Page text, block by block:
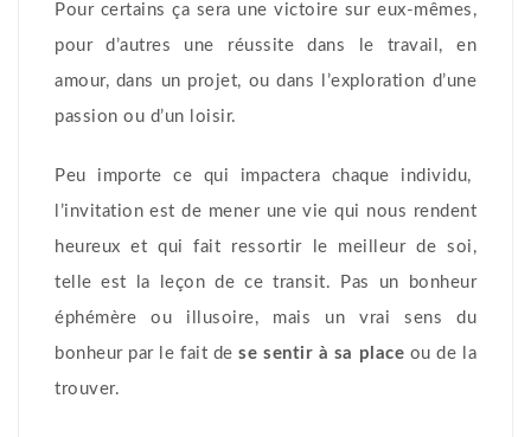
Pour certains ça sera une victoire sur eux-mêmes,
pour d’autres une réussite dans le travail, en
amour, dans un projet, ou dans l’exploration d’une
passion ou d’un loisir.
Peu importe ce qui impactera chaque individu,
l’invitation est de mener une vie qui nous rendent
heureux et qui fait ressortir le meilleur de soi,
telle est la leçon de ce transit. Pas un bonheur
éphémère ou illusoire, mais un vrai sens du
bonheur par le fait de se sentir à sa place ou de la
trouver.